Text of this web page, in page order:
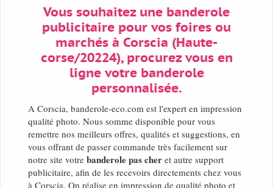
Vous souhaitez une banderole
publicitaire pour vos foires ou
marchés à Corscia (Haute-
corse/20224), procurez vous en
ligne votre banderole
personnalisée.
A Corscia, banderole-eco.com est l'expert en impression
qualité photo. Nous somme disponible pour vous
remettre nos meilleurs offres, qualités et suggestions, en
vous offrant de passer commande très facilement sur
notre site votre banderole pas cher et autre support
publicitaire, afin de les recevoirs directements chez vous
à Corscia. On réalise en impression de qualité photo et